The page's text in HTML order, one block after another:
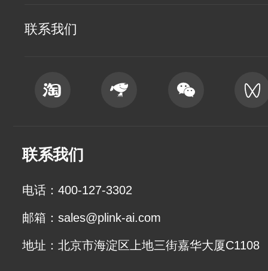
联系我们
联系我们
电话：400-127-3302
邮箱：sales@plink-ai.com
地址：北京市海淀区上地三街嘉华大厦C1108